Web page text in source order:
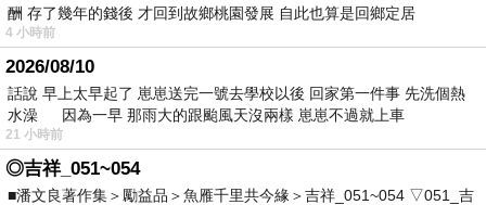
酬 存了幾年的錢後 才回到故鄉桃園發展 自此也算是回鄉定居
4 小時前
2026/08/10
話說 早上太早起了 崽崽送完一號去學校以後 回家第一件事 先洗個熱
水澡 因為一早 那雨大的跟颱風天沒兩樣 崽崽不過就上車
21 小時前
◎吉祥_051~054
■潘文良著作集＞勵益品＞魚雁千里共今緣＞吉祥_051~054 ▽051_吉